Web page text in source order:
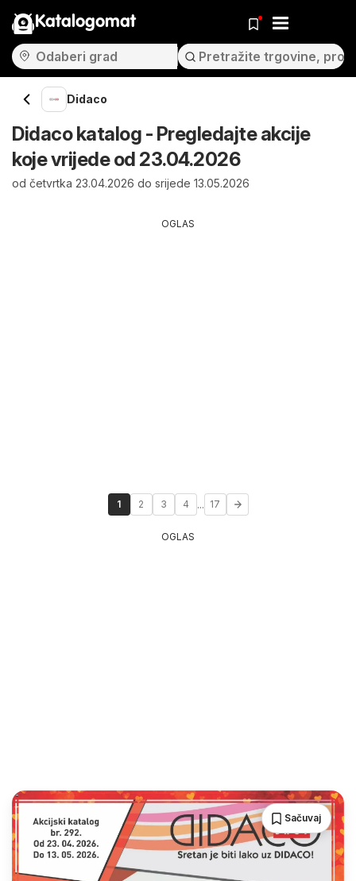
Katalogomat
Didaco
Didaco katalog - Pregledajte akcije
koje vrijede od 23.04.2026
od četvrtka 23.04.2026 do srijede 13.05.2026
OGLAS
1 2 3 4 ... 17
OGLAS
Sačuvaj